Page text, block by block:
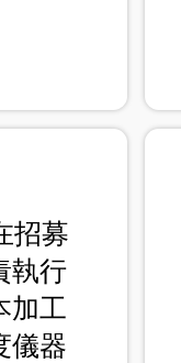
招募
執行
加工
儀器